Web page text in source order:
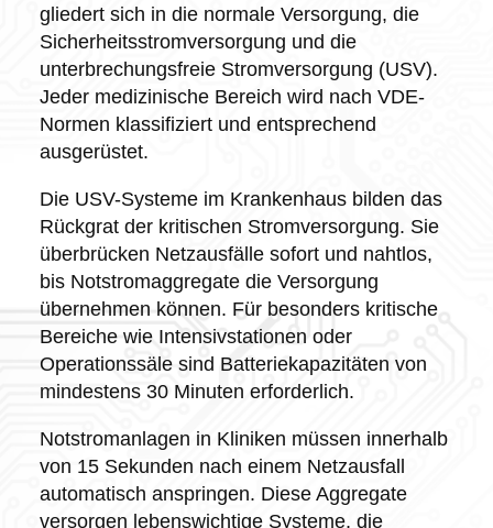
gliedert sich in die normale Versorgung, die
Sicherheitsstromversorgung und die
unterbrechungsfreie Stromversorgung (USV).
Jeder medizinische Bereich wird nach VDE-
Normen klassifiziert und entsprechend
ausgerüstet.
Die USV-Systeme im Krankenhaus bilden das
Rückgrat der kritischen Stromversorgung. Sie
überbrücken Netzausfälle sofort und nahtlos,
bis Notstromaggregate die Versorgung
übernehmen können. Für besonders kritische
Bereiche wie Intensivstationen oder
Operationssäle sind Batteriekapazitäten von
mindestens 30 Minuten erforderlich.
Notstromanlagen in Kliniken müssen innerhalb
von 15 Sekunden nach einem Netzausfall
automatisch anspringen. Diese Aggregate
versorgen lebenswichtige Systeme, die